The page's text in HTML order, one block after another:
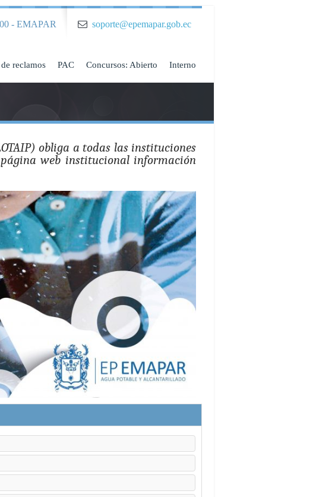
- EMAPAR soporte@epemapar.gob.ec
reclamos PAC Concursos: Abierto Interno
obliga a todas las instituciones
web institucional información